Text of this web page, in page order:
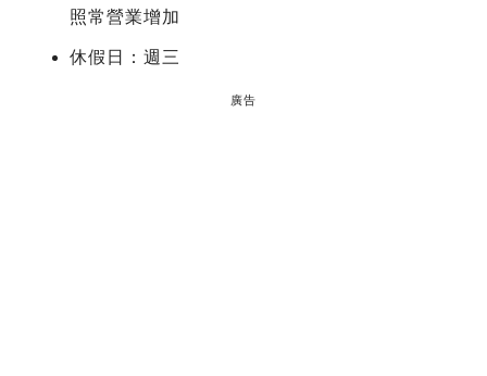
照常營業增加
休假日：週三
廣告